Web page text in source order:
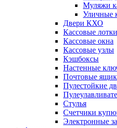
Муляжи
Уличные
Двери КХО
Кассовые лотки
Кассовые окна
Кассовые узлы
Кэшбоксы
Настенные
Почтовые
Пулестойкие
Стулья
Счетчики
Электронные